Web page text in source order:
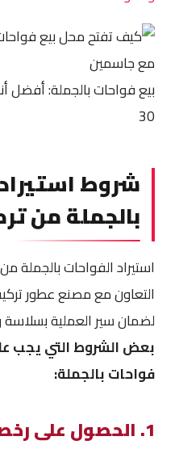
بيع فواحات بالجملة: أفضل
30
شروط
بالجملة من
استيراد الفواحات بالجملة
التعاون مع مصنع عطور
لضمان سير العملية بسلاسة
بعض الشروط التي يجب
فواحات بالجملة:
1. الحصول على رخصة الاستيراد